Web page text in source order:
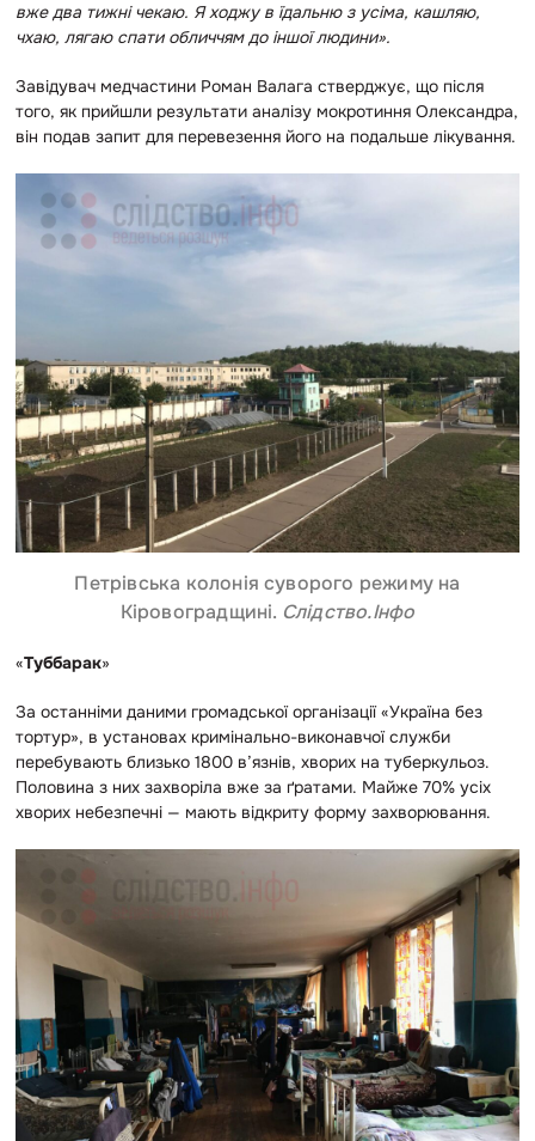
вже два тижні чекаю. Я ходжу в їдальню з усіма, кашляю,
чхаю, лягаю спати обличчям до іншої людини».
Завідувач медчастини Роман Валага стверджує, що після
того, як прийшли результати аналізу мокротиння Олександра,
він подав запит для перевезення його на подальше лікування.
Петрівська колонія суворого режиму на
Кіровоградщині. Слідство.Інфо
«Туббарак»
За останніми даними громадської організації «Україна без
тортур», в установах кримінально-виконавчої служби
перебувають близько 1800 в’язнів, хворих на туберкульоз.
Половина з них захворіла вже за ґратами. Майже 70% усіх
хворих небезпечні — мають відкриту форму захворювання.